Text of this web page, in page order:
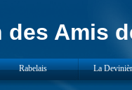
Amis
Rabelais La